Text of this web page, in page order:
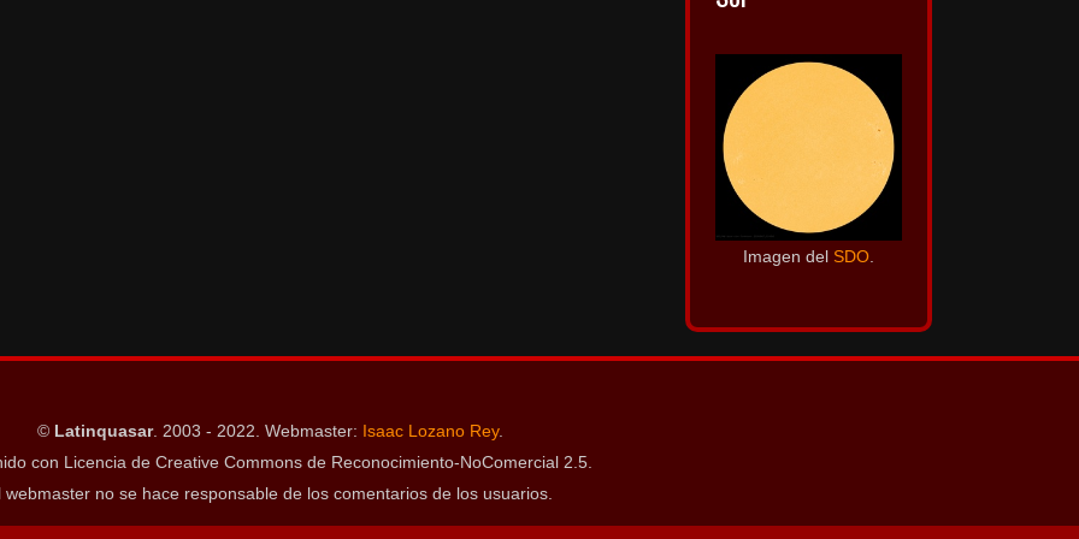
Imagen del SDO
© Latinquasar. 2003 - 2022. Webmaster: Isaac Lozano Rey.
con Licencia de Creative Commons de Reconocimiento-NoComercial 2.5.
webmaster no se hace responsable de los comentarios de los usuarios.